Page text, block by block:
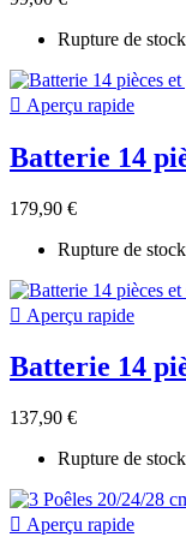
Rupture de stock
 Aperçu rapide
Batterie 14
179,90 €
Rupture de stock
 Aperçu rapide
Batterie 14
137,90 €
Rupture de stock
 Aperçu rapide